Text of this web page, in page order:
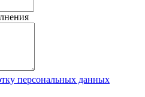
персональных данных